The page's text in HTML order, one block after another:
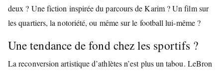
deux ? Une fiction inspirée du parcours de Karim ? Un film sur
les quartiers, la notoriété, ou même sur le football lui-même ?
Une tendance de fond chez les sportifs ?
La reconversion artistique d’athlètes n’est plus un tabou. LeBron